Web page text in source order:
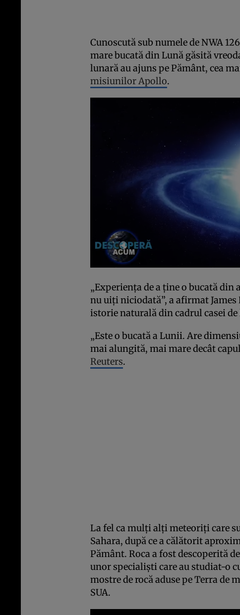
Cunoscută sub numele de NWA
mare bucată din Lună găsită
lunară au ajuns pe Pământ, cea
misiunilor Apollo.
„Experienţa de a ţine o bucată din
nu uiţi niciodată”, a afirmat
istorie naturală din cadrul casei
„Este o bucată a Lunii. Are
mai alungită, mai mare decât
Reuters.
La fel ca mulţi alţi meteoriţi care
Sahara, după ce a călătorit
Pământ. Roca a fost descoperită
unor specialişti care au studiat-o
mostre de rocă aduse pe Terra de
SUA.